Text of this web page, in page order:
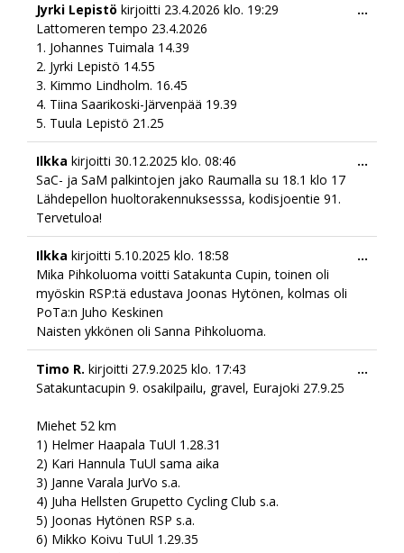
Jyrki Lepistö kirjoitti 23.4.2026 klo. 19:29
Lattomeren tempo 23.4.2026
1. Johannes Tuimala 14.39
2. ⁠Jyrki Lepistö 14.55
3. ⁠Kimmo Lindholm. 16.45
4. ⁠Tiina Saarikoski-Järvenpää 19.39
5. ⁠Tuula Lepistö 21.25
...
Ilkka kirjoitti 30.12.2025 klo. 08:46
SaC- ja SaM palkintojen jako Raumalla su 18.1 klo 17
Lähdepellon huoltorakennuksesssa, kodisjoentie 91.
Tervetuloa!
...
Ilkka kirjoitti 5.10.2025 klo. 18:58
Mika Pihkoluoma voitti Satakunta Cupin, toinen oli
myöskin RSP:tä edustava Joonas Hytönen, kolmas oli
PoTa:n Juho Keskinen
Naisten ykkönen oli Sanna Pihkoluoma.
...
Timo R. kirjoitti 27.9.2025 klo. 17:43
Satakuntacupin 9. osakilpailu, gravel, Eurajoki 27.9.25
Miehet 52 km
1) Helmer Haapala TuUl 1.28.31
2) Kari Hannula TuUl sama aika
3) Janne Varala JurVo s.a.
4) Juha Hellsten Grupetto Cycling Club s.a.
5) Joonas Hytönen RSP s.a.
6) Mikko Koivu TuUl 1.29.35
...